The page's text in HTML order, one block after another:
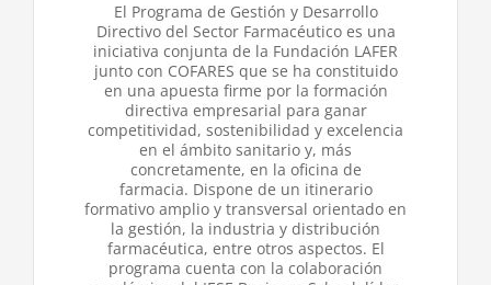
El Programa de Gestión y Desarrollo
Directivo del Sector Farmacéutico es una
iniciativa conjunta de la Fundación LAFER
junto con COFARES que se ha constituido
en una apuesta firme por la formación
directiva empresarial para ganar
competitividad, sostenibilidad y excelencia
en el ámbito sanitario y, más
concretamente, en la oficina de
farmacia. Dispone de un itinerario
formativo amplio y transversal orientado en
la gestión, la industria y distribución
farmacéutica, entre otros aspectos. El
programa cuenta con la colaboración